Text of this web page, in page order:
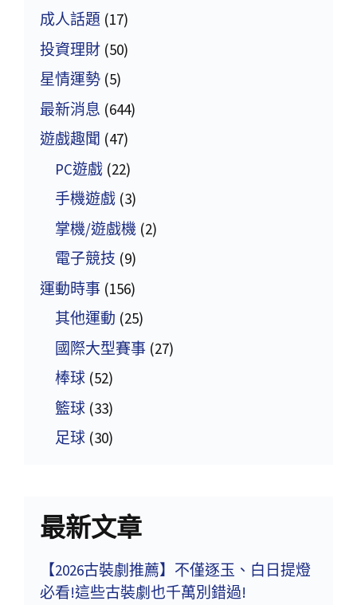
成人話題 (17)
投資理財 (50)
星情運勢 (5)
最新消息 (644)
遊戲趣聞 (47)
PC遊戲 (22)
手機遊戲 (3)
掌機/遊戲機 (2)
電子競技 (9)
運動時事 (156)
其他運動 (25)
國際大型賽事 (27)
棒球 (52)
籃球 (33)
足球 (30)
最新文章
【2026古裝劇推薦】不僅逐玉、白日提燈
必看!這些古裝劇也千萬別錯過!